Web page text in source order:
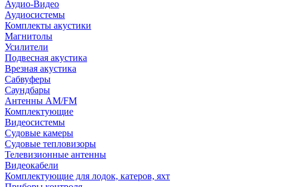
Аудио-Видео
Аудиосистемы
Комплекты акустики
Магнитолы
Усилители
Подвесная акустика
Врезная акустика
Сабвуферы
Саундбары
Антенны AM/FM
Комплектующие
Видеосистемы
Судовые камеры
Cудовые тепловизоры
Телевизионные антенны
Видеокабели
Комплектующие для лодок, катеров, яхт